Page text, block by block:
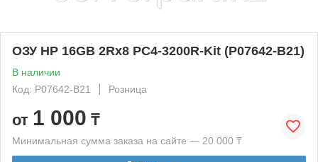
ОЗУ HP 16GB 2Rx8 PC4-3200R-Kit (P07642-B21)
В наличии
Код: P07642-B21
Розница
от 1 000 ₸
Минимальная сумма заказа на сайте — 20 000 ₸